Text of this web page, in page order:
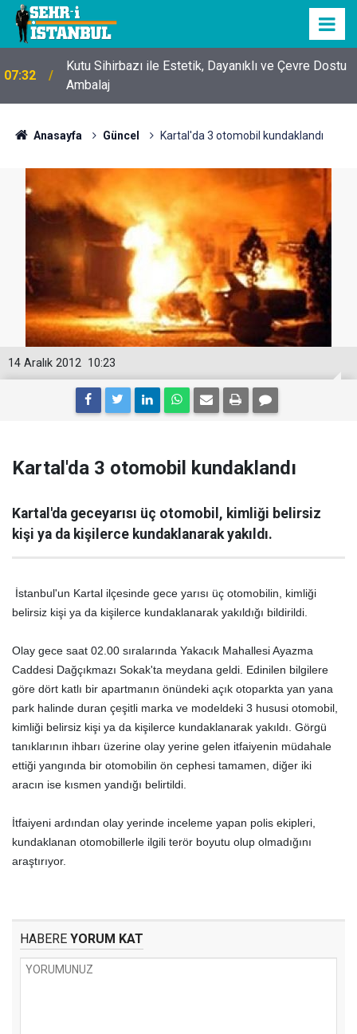
07:32
Kutu Sihirbazı ile Estetik, Dayanıklı ve Çevre Dostu
Ambalaj
Anasayfa Güncel Kartal'da 3 otomobil kundaklandı
10:23
14 Aralık 2012
Kartal'da 3 otomobil kundaklandı
Kartal'da geceyarısı üç otomobil, kimliği belirsiz
kişi ya da kişilerce kundaklanarak yakıldı.
İstanbul'un Kartal ilçesinde gece yarısı üç otomobilin, kimliği
belirsiz kişi ya da kişilerce kundaklanarak yakıldığı bildirildi.
Olay gece saat 02.00 sıralarında Yakacık Mahallesi Ayazma
Caddesi Dağçıkmazı Sokak'ta meydana geldi. Edinilen bilgilere
göre dört katlı bir apartmanın önündeki açık otoparkta yan yana
park halinde duran çeşitli marka ve modeldeki 3 hususi otomobil,
kimliği belirsiz kişi ya da kişilerce kundaklanarak yakıldı. Görgü
tanıklarının ihbarı üzerine olay yerine gelen itfaiyenin müdahale
ettiği yangında bir otomobilin ön cephesi tamamen, diğer iki
aracın ise kısmen yandığı belirtildi.
İtfaiyeni ardından olay yerinde inceleme yapan polis ekipleri,
kundaklanan otomobillerle ilgili terör boyutu olup olmadığını
araştırıyor.
HABERE YORUM KAT